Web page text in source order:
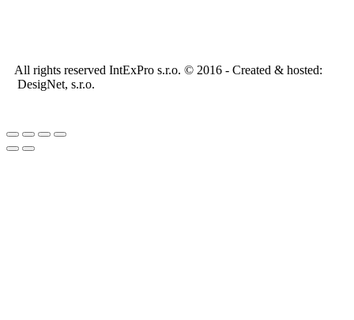
All rights reserved IntExPro s.r.o. © 2016 - Created & hosted:
DesigNet, s.r.o.